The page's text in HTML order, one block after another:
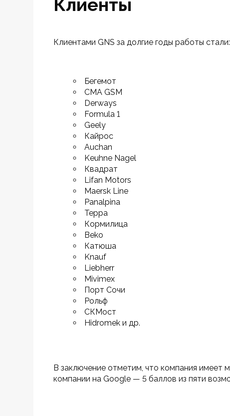
Клиенты
Клиентами GNS за долгие годы работы стали:
Бегемот
CMA GSM
Derways
Formula 1
Geely
Кайрос
Auchan
Keuhne Nagel
Квадрат
Lifan Motors
Maersk Line
Panalpina
Teppa
Кормилица
Beko
Катюша
Knauf
Liebherr
Mivimex
Порт Сочи
Рольф
СКМост
Hidromek и др.
В заключение отметим, что компания имеет
компании на Google — 5 баллов из пяти